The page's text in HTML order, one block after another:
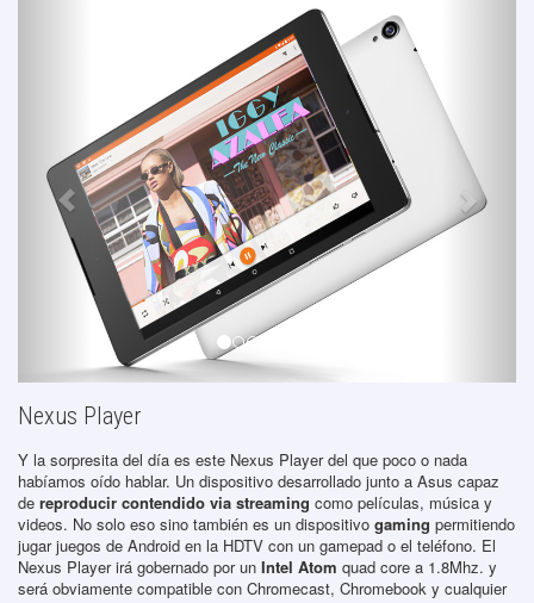
Nexus Player
Y la sorpresita del día es este Nexus Player del que poco o nada
habíamos oído hablar. Un dispositivo desarrollado junto a Asus capaz
de reproducir contendido via streaming como películas, música y
videos. No solo eso sino también es un dispositivo gaming permitiendo
jugar juegos de Android en la HDTV con un gamepad o el teléfono. El
Nexus Player irá gobernado por un Intel Atom quad core a 1.8Mhz. y
será obviamente compatible con Chromecast, Chromebook y cualquier